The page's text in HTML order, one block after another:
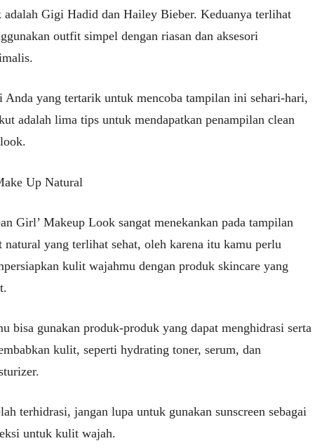
adalah Gigi Hadid dan Hailey Bieber. Keduanya terlihat
outfit simpel dengan riasan dan aksesori
Anda yang tertarik untuk mencoba tampilan ini sehari-hari,
adalah lima tips untuk mendapatkan penampilan clean
Up Natural
Girl’ Makeup Look sangat menekankan pada tampilan
natural yang terlihat sehat, oleh karena itu kamu perlu
kulit wajahmu dengan produk skincare yang
bisa gunakan produk-produk yang dapat menghidrasi serta
kulit, seperti hydrating toner, serum, dan
terhidrasi, jangan lupa untuk gunakan sunscreen sebagai
untuk kulit wajah.